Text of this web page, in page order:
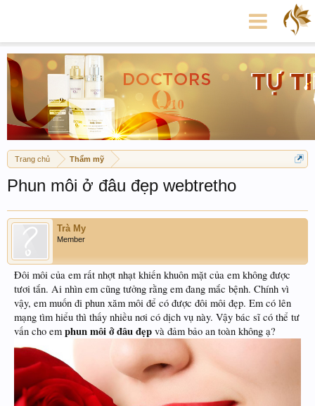
Trang chủ Thẩm mỹ
Phun môi ở đâu đẹp webtretho
Trà My
Member
Đôi môi của em rất nhợt nhạt khiến khuôn mặt của em không được
tươi tắn. Ai nhìn em cũng tưởng rằng em đang mắc bệnh. Chính vì
vậy, em muốn đi phun xăm môi để có được đôi môi đẹp. Em có lên
mạng tìm hiểu thì thấy nhiều nơi có dịch vụ này. Vậy bác sĩ có thể tư
vấn cho em phun môi ở đâu đẹp và đảm bảo an toàn không ạ?